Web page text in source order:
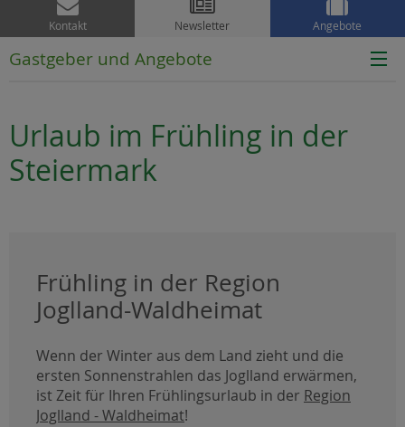

Kontakt

Newsletter

Angebote
Gastgeber und Angebote
Urlaub im Frühling in der
Steiermark
Frühling in der Region
Joglland-Waldheimat
Wenn der Winter aus dem Land zieht und die
ersten Sonnenstrahlen das Joglland erwärmen,
ist Zeit für Ihren Frühlingsurlaub in der Region
Joglland - Waldheimat!